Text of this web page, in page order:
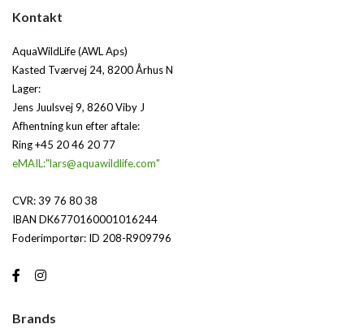
Kontakt
AquaWildLife (AWL Aps)
Kasted Tværvej 24, 8200 Århus N
Lager:
Jens Juulsvej 9, 8260 Viby J
Afhentning kun efter aftale:
Ring +45 20 46 20 77
eMAIL:"lars@aquawildlife.com"
CVR: 39 76 80 38
IBAN DK6770160001016244
Foderimportør: ID 208-R909796
Brands